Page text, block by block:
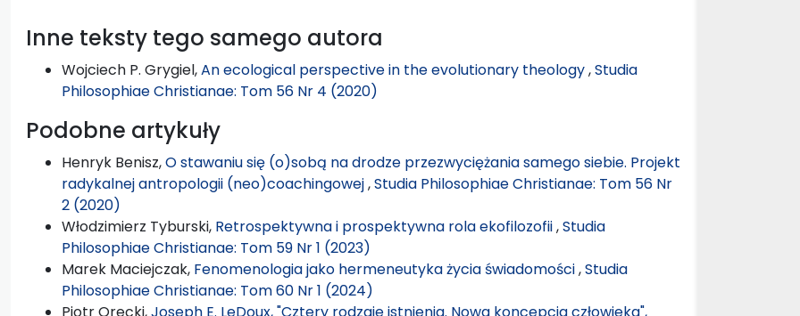
Inne teksty tego samego autora
Wojciech P. Grygiel,An ecological perspective in the evolutionary theology,Studia
Philosophiae Christianae: Tom 56 Nr 4 (2020)
Podobne artykuły
Henryk Benisz,O stawaniu się (o)sobą na drodze przezwyciężania samego siebie. Projekt
radykalnej antropologii (neo)coachingowej,Studia Philosophiae Christianae: Tom 56 Nr
2 (2020)
Włodzimierz Tyburski, Retrospektywna i prospektywna rola ekofilozofii,Studia
Philosophiae Christianae: Tom 59 Nr 1 (2023)
Marek Maciejczak, Fenomenologia jako hermeneutyka życia świadomości,Studia
Philosophiae Christianae: Tom 60 Nr 1 (2024)